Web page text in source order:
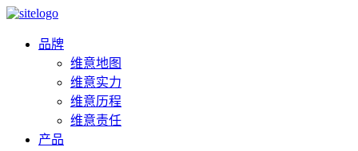
品牌
维意地图
维意实力
维意历程
维意责任
产品